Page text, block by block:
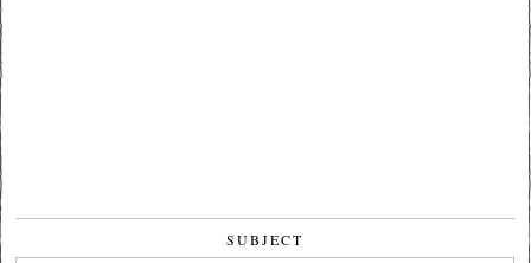
SUBJECT